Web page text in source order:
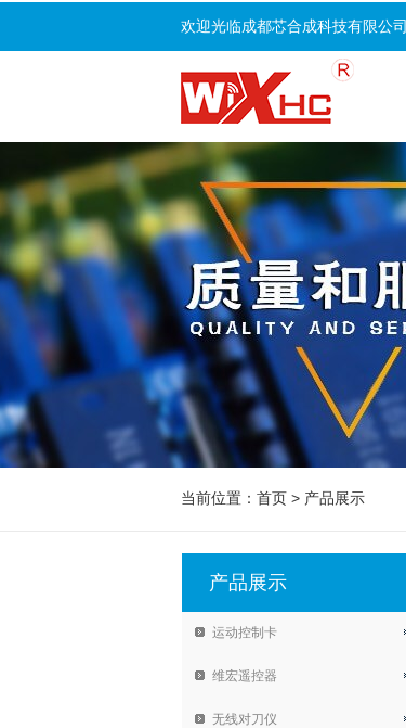
欢迎光临成都芯合成科技有限公司
当前位置： 首页 > 产品展示
产品展示
运动控制卡
维宏遥控器
无线对刀仪